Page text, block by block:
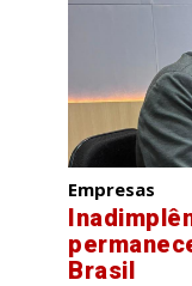
Empresas
Brasil